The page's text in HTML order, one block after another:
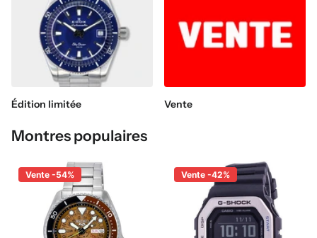
Édition limitée Vente
Montres populaires
Vente -54% Vente -42%